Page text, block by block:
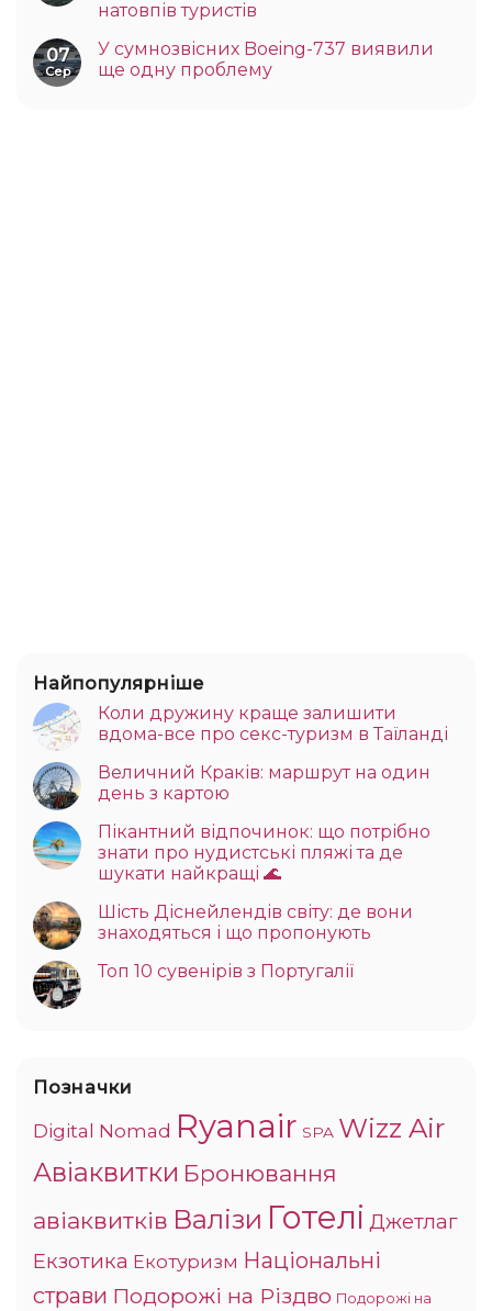
натовпів туристів
07
Сер
У сумнозвісних Boeing-737 виявили
ще одну проблему
Найпопулярніше
Коли дружину краще залишити
вдома-все про секс-туризм в Таїланді
Величний Краків: маршрут на один
день з картою
Пікантний відпочинок: що потрібно
знати про нудистські пляжі та де
шукати найкращі 🌊
Шість Діснейлендів світу: де вони
знаходяться і що пропонують
Топ 10 сувенірів з Португалії
Позначки
Digital Nomad Ryanair SPA Wizz Air
Авіаквитки Бронювання
авіаквитків Валізи Готелі Джетлаг
Екзотика Екотуризм Національні
страви Подорожі на Різдво Подорожі на